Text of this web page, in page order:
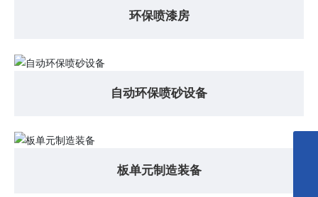
环保喷漆房
自动环保喷砂设备
板单元制造装备